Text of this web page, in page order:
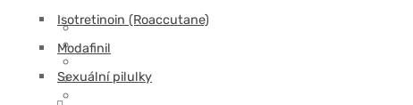
Isotretinoin (Roaccutane)
Modafinil
Sexuální pilulky